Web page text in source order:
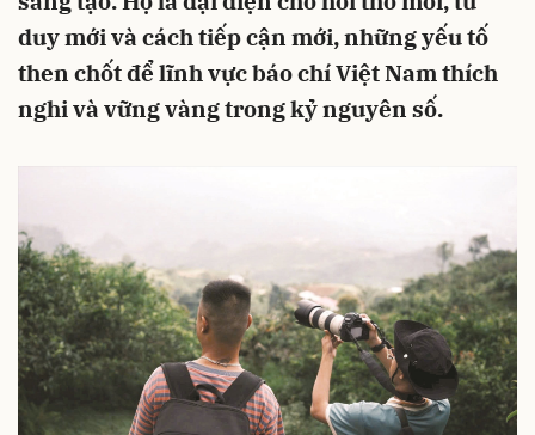
duy mới và cách tiếp cận mới, những yếu tố
then chốt để lĩnh vực báo chí Việt Nam thích
nghi và vững vàng trong kỷ nguyên số.